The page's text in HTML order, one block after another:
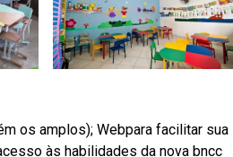
os amplos); Webpara facilitar sua
às habilidades da nova bncc